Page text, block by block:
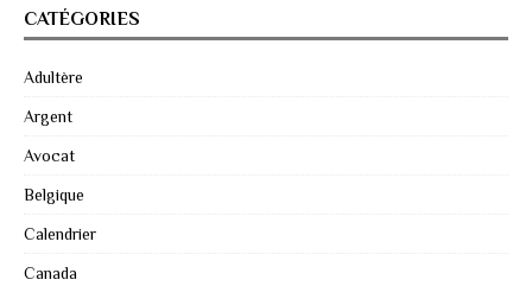
CATÉGORIES
Adultère
Argent
Avocat
Belgique
Calendrier
Canada